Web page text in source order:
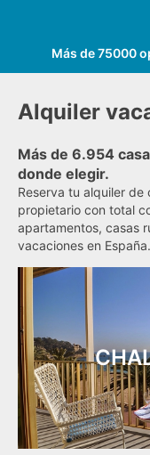
Más de 75000
Alquiler
Más de 6.954
donde elegir.
Reserva tu alquiler
propietario con total
apartamentos, casas
vacaciones en España.